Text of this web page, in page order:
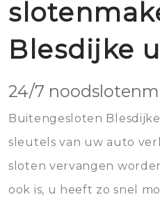
Blesdijke
24/7
Buitengesloten
sleutels van uw auto
sloten vervangen
ook is, u heeft zo snel